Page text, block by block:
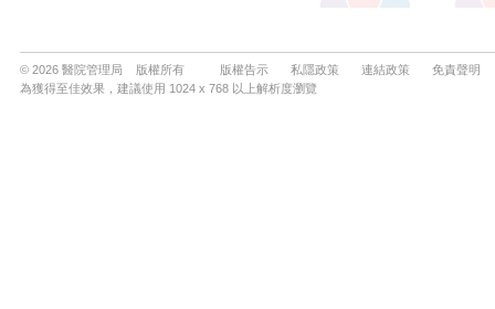
© 2026 醫院管理局 版權所有 版權告示 私隱政策 連結政策
免責聲明
為獲得至佳效果，建議使用 1024 x 768 以上解析度瀏覽